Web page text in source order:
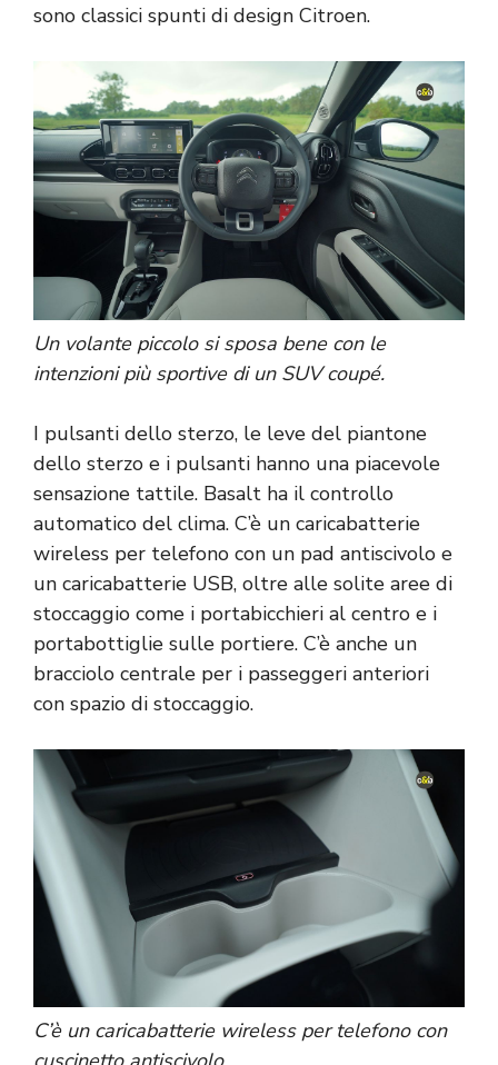
sono classici spunti di design Citroen.
Un volante piccolo si sposa bene con le
intenzioni più sportive di un SUV coupé.
I pulsanti dello sterzo, le leve del piantone
dello sterzo e i pulsanti hanno una piacevole
sensazione tattile. Basalt ha il controllo
automatico del clima. C’è un caricabatterie
wireless per telefono con un pad antiscivolo e
un caricabatterie USB, oltre alle solite aree di
stoccaggio come i portabicchieri al centro e i
portabottiglie sulle portiere. C’è anche un
bracciolo centrale per i passeggeri anteriori
con spazio di stoccaggio.
C’è un caricabatterie wireless per telefono con